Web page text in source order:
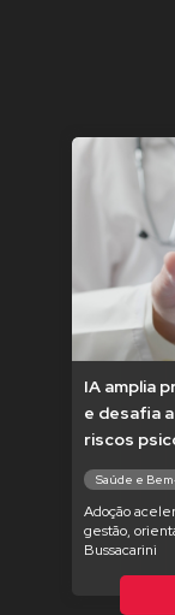
IA amplia
e desafia
riscos
Saúde e
Adoção
gestão,
Bussacarini